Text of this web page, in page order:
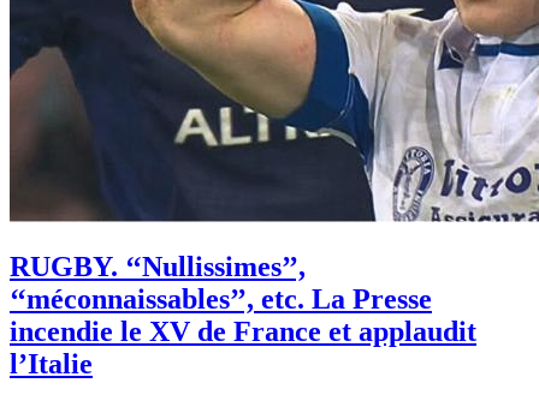
RUGBY. ‘‘Nullissimes’’,
‘‘méconnaissables’’, etc. La Presse
incendie le XV de France et applaudit
l’Italie